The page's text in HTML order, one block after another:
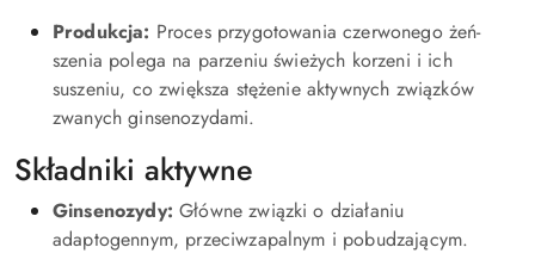
Produkcja: Proces przygotowania czerwonego żeń-
szenia polega na parzeniu świeżych korzeni i ich
suszeniu, co zwiększa stężenie aktywnych związków
zwanych ginsenozydami.
Składniki aktywne
Ginsenozydy: Główne związki o działaniu
adaptogennym, przeciwzapalnym i pobudzającym.